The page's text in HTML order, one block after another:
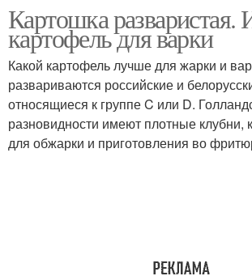
Блюда с картошкой
Вареная картошка
Картошка разваристая.
картофель для варки
Какой картофель лучше для жарки и
развариваются российские и
относящиеся к группе C или D.
разновидности имеют плотные клубни,
для обжарки и приготовления во